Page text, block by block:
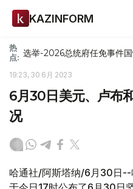
KAZINFORM
热
点: 选举-2026总统府任免事件
19:23, 30 6月 2023
6月30日美元、卢布
况
哈通社/阿斯塔纳/6月30日